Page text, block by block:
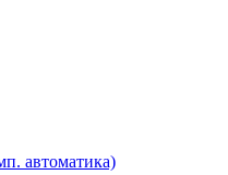
автоматика)